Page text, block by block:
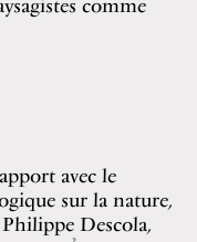
comme
avec le
sur la nature,
Descola,